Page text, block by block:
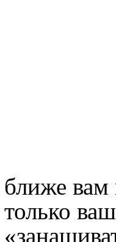
ближе вам
только